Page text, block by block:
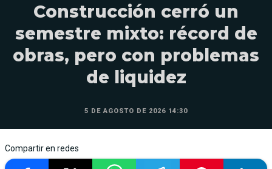
Construcción cerró un
semestre mixto: récord de
obras, pero con problemas
de liquidez
5 DE AGOSTO DE 2026 14:30
Compartir en redes